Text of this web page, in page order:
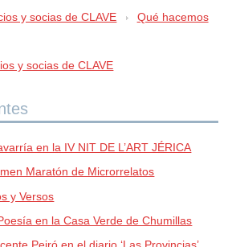
y socias de CLAVE
Qué hacemos
y socias de CLAVE
en la IV NIT DE L’ART JÉRICA
Maratón de Microrrelatos
y Versos
en la Casa Verde de Chumillas